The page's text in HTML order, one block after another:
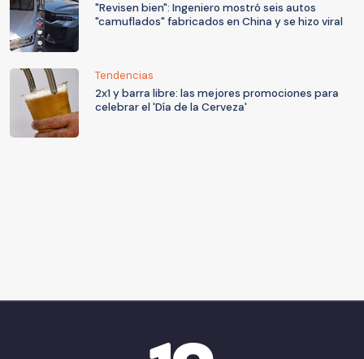
"Revisen bien": Ingeniero mostró seis autos
"camuflados" fabricados en China y se hizo viral
Tendencias
2x1 y barra libre: las mejores promociones para
celebrar el 'Día de la Cerveza'